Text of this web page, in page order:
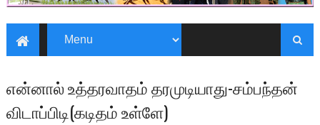
என்னால் உத்தரவாதம் தரமுடியாது-சம்பந்தன்
விடாப்பிடி(கடிதம் உள்ளே)